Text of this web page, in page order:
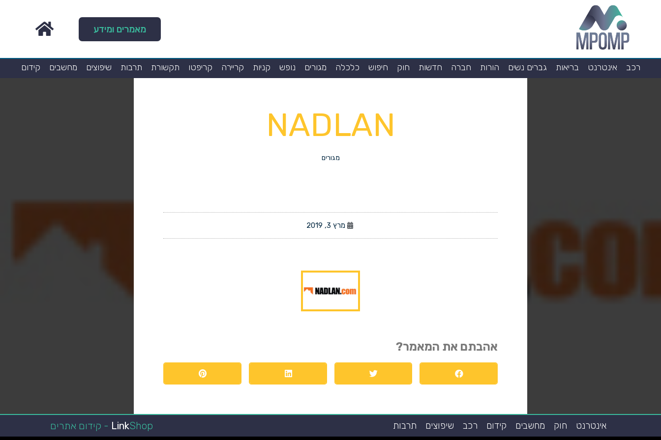
מאמרים ומידע
רכב אינטרנט בריאות גברים נשים הורות חברה חדשות חוק חיפוש כלכלה מגורים נופש קניות קריירה קריפטו תקשורת תרבות שיפוצים מחשבים קידום
NADLAN
מגורים
מרץ 3, 2019
אהבתם את המאמר?
אינטרנט חוק מחשבים קידום רכב שיפוצים תרבות LinkShop - קידום אתרים